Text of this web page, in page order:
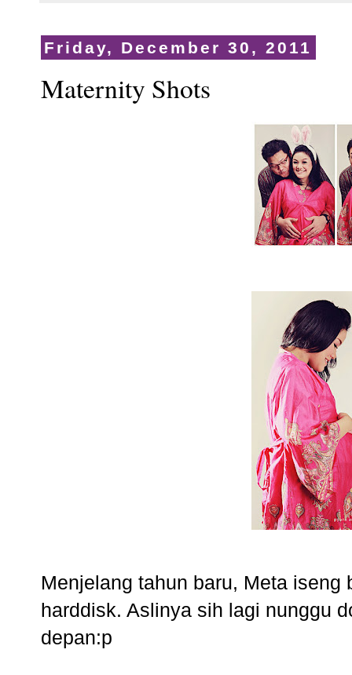
Friday, December 30, 2011
Maternity Shots
Menjelang tahun baru, Meta
harddisk. Aslinya sih lagi nunggu
depan:p